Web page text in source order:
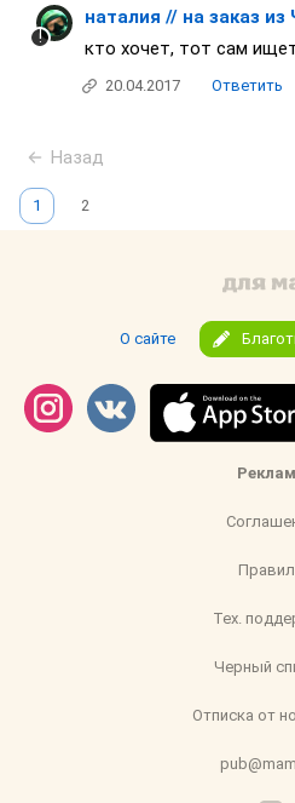
кто хочет, тот сам
20.04.2017 Ответить
Назад
1 2
О сайте
Тех.
Черный
Отписка от